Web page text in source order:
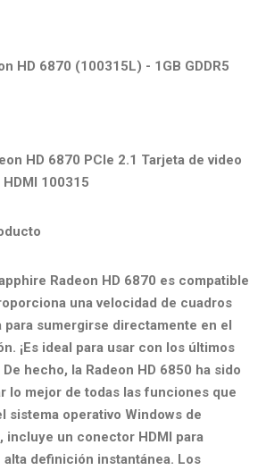
HD 6870 (100315L) - 1GB GDDR5
HD 6870 PCIe 2.1 Tarjeta de video
HDMI 100315
Radeon HD 6870 es compatible
una velocidad de cuadros
sumergirse directamente en el
¡Es ideal para usar con los últimos
hecho, la Radeon HD 6850 ha sido
lo mejor de todas las funciones que
sistema operativo Windows de
incluye un conector HDMI para
definición instantánea. Los